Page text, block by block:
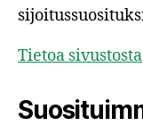
Tietoa sivustosta